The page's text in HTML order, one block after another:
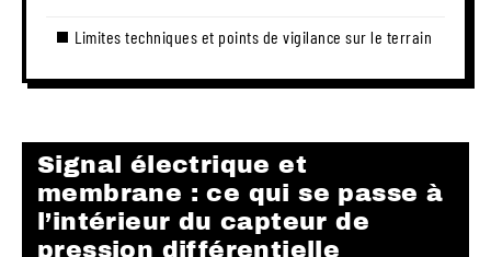
Limites techniques et points de vigilance sur le terrain
Signal électrique et
membrane : ce qui se passe à
l’intérieur du capteur de
pression différentielle